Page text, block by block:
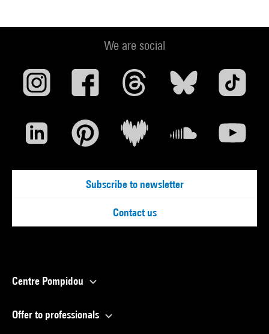
We are social
Subscribe to newsletter
Contact us
Centre Pompidou
Offer to professionals